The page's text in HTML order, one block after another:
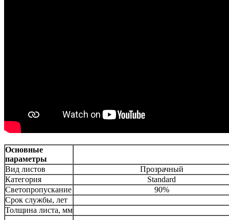
Основные
параметры
Вид листов
Прозрачный
Категория
Standard
Светопропускание
90%
Срок службы, лет
Толщина листа, мм